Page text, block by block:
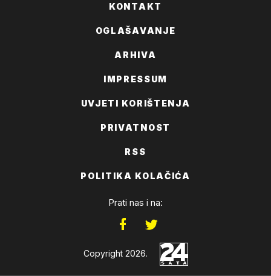
KONTAKT
OGLAŠAVANJE
ARHIVA
IMPRESSUM
UVJETI KORIŠTENJA
PRIVATNOST
RSS
POLITIKA KOLAČIĆA
Prati nas i na:
Copyright 2026.